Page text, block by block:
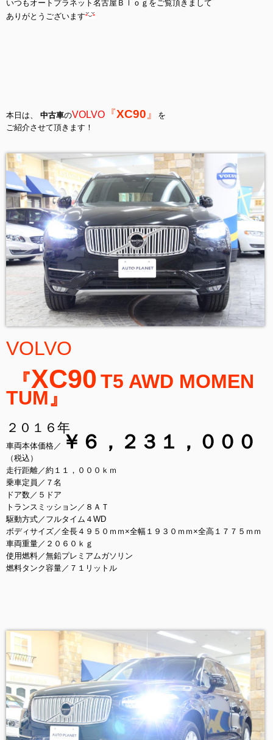
いつもオートプラネット名古屋Ｂｌｏｇをご覧頂きまして
ありがとうございます
本日は、 中古車のVOLVO 『XC90』
を
ご紹介させて頂きます！
VOLVO
『XC90T5 AWD MOMEN
TUM』
２０１６年
車両本体価格／ ￥６，２３１，０００
（税込）
走行距離／約１１，０００ｋｍ
乗車定員／７名
ドア数／５ドア
トランスミッション／８ＡＴ
駆動方式／フルタイム４WD
ボディサイズ／全長４９５０ｍｍ×全幅１９３０ｍｍ×全高１７７５ｍｍ
車両重量／２０６０ｋｇ
使用燃料／無鉛プレミアムガソリン
燃料タンク容量／７１リットル